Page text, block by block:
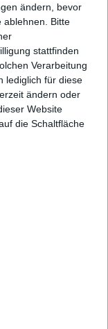
ändern, bevor
ablehnen. Bitte
stattfinden
Verarbeitung
lediglich für diese
ändern oder
Website
die Schaltfläche